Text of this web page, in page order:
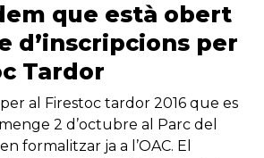
que està obert
d’inscripcions per
Tardor
al Firestoc tardor 2016 que es
2 d’octubre al Parc del
formalitzar ja a l’OAC. El